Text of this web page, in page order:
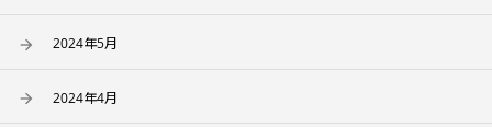
2024年5月
2024年4月